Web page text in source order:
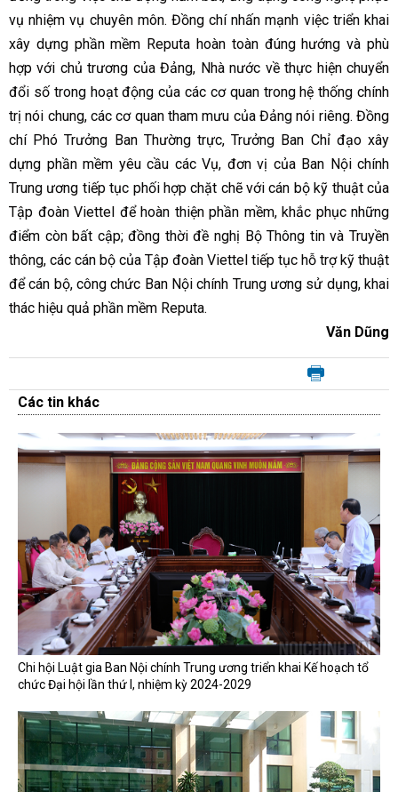
vụ nhiệm vụ chuyên môn. Đồng chí nhấn mạnh việc triển khai
xây dựng phần mềm Reputa hoàn toàn đúng hướng và phù
hợp với chủ trương của Đảng, Nhà nước về thực hiện chuyển
đổi số trong hoạt động của các cơ quan trong hệ thống chính
trị nói chung, các cơ quan tham mưu của Đảng nói riêng. Đồng
chí Phó Trưởng Ban Thường trực, Trưởng Ban Chỉ đạo xây
dựng phần mềm yêu cầu các Vụ, đơn vị của Ban Nội chính
Trung ương tiếp tục phối hợp chặt chẽ với cán bộ kỹ thuật của
Tập đoàn Viettel để hoàn thiện phần mềm, khắc phục những
điểm còn bất cập; đồng thời đề nghị Bộ Thông tin và Truyền
thông, các cán bộ của Tập đoàn Viettel tiếp tục hỗ trợ kỹ thuật
để cán bộ, công chức Ban Nội chính Trung ương sử dụng, khai
thác hiệu quả phần mềm Reputa.
Văn Dũng
Các tin khác
Chi hội Luật gia Ban Nội chính Trung ương triển khai Kế hoạch tổ
chức Đại hội lần thứ I, nhiệm kỳ 2024-2029